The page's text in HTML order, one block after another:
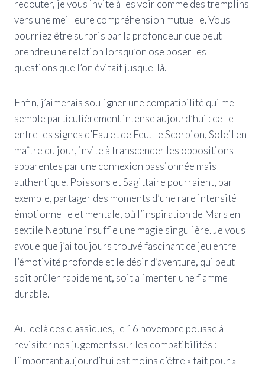
redouter, je vous invite à les voir comme des tremplins
vers une meilleure compréhension mutuelle. Vous
pourriez être surpris par la profondeur que peut
prendre une relation lorsqu’on ose poser les
questions que l’on évitait jusque-là.
Enfin, j’aimerais souligner une compatibilité qui me
semble particulièrement intense aujourd’hui : celle
entre les signes d’Eau et de Feu. Le Scorpion, Soleil en
maître du jour, invite à transcender les oppositions
apparentes par une connexion passionnée mais
authentique. Poissons et Sagittaire pourraient, par
exemple, partager des moments d’une rare intensité
émotionnelle et mentale, où l’inspiration de Mars en
sextile Neptune insuffle une magie singulière. Je vous
avoue que j’ai toujours trouvé fascinant ce jeu entre
l’émotivité profonde et le désir d’aventure, qui peut
soit brûler rapidement, soit alimenter une flamme
durable.
Au-delà des classiques, le 16 novembre pousse à
revisiter nos jugements sur les compatibilités :
l’important aujourd’hui est moins d’être « fait pour »